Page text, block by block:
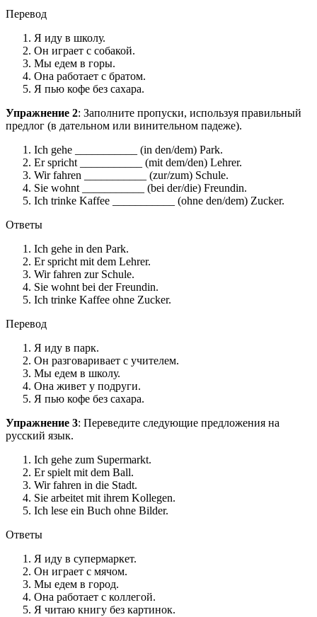
Перевод
Я иду в школу.
Он играет с собакой.
Мы едем в горы.
Она работает с братом.
Я пью кофе без сахара.
Упражнение 2: Заполните пропуски, используя правильный
предлог (в дательном или винительном падеже).
Ich gehe ___________ (in den/dem) Park.
Er spricht ___________ (mit dem/den) Lehrer.
Wir fahren ___________ (zur/zum) Schule.
Sie wohnt ___________ (bei der/die) Freundin.
Ich trinke Kaffee ___________ (ohne den/dem) Zucker.
Ответы
Ich gehe in den Park.
Er spricht mit dem Lehrer.
Wir fahren zur Schule.
Sie wohnt bei der Freundin.
Ich trinke Kaffee ohne Zucker.
Перевод
Я иду в парк.
Он разговаривает с учителем.
Мы едем в школу.
Она живет у подруги.
Я пью кофе без сахара.
Упражнение 3: Переведите следующие предложения на
русский язык.
Ich gehe zum Supermarkt.
Er spielt mit dem Ball.
Wir fahren in die Stadt.
Sie arbeitet mit ihrem Kollegen.
Ich lese ein Buch ohne Bilder.
Ответы
Я иду в супермаркет.
Он играет с мячом.
Мы едем в город.
Она работает с коллегой.
Я читаю книгу без картинок.